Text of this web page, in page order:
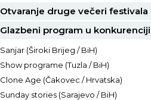
Otvaranje druge večeri festivala
Glazbeni program u konkurenciji
Sanjar (Široki Brijeg / BiH)
Show programe (Tuzla / BiH)
Clone Age (Čakovec / Hrvatska)
Sunday stories (Sarajevo / BiH)